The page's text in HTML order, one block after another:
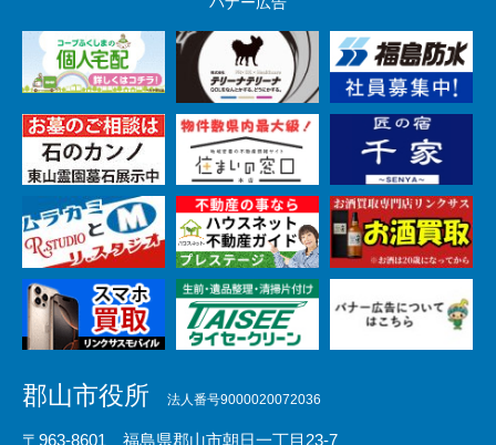
郡山市役所 法人番号9000020072036
〒963-8601 福島県郡山市朝日一丁目23-7